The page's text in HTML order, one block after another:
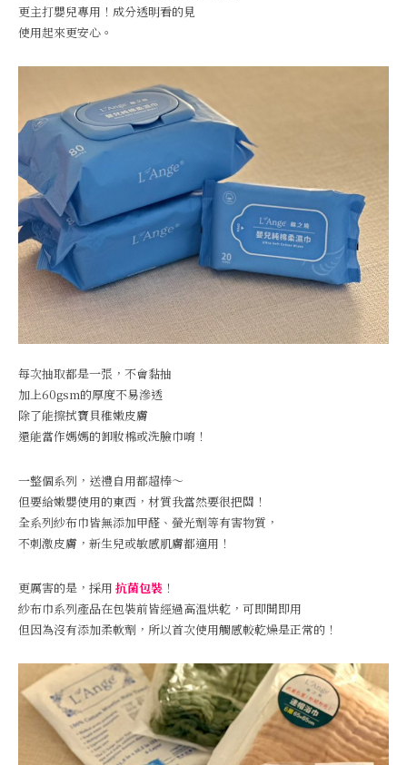
更主打嬰兒專用！成分透明看的見
使用起來更安心。
每次抽取都是一張，不會黏抽
加上60gsm的厚度不易滲透
除了能擦拭寶貝稚嫩皮膚
還能當作媽媽的卸妝棉或洗臉巾唷！
一整個系列，送禮自用都超棒～
但要給嫩嬰使用的東西，材質我當然要很把關！
全系列紗布巾皆無添加甲醛、螢光劑等有害物質，
不刺激皮膚，新生兒或敏感肌膚都適用！
更厲害的是，採用 抗菌包裝 ！
紗布巾系列產品在包裝前皆經過高溫烘乾，可即開即用
但因為沒有添加柔軟劑，所以首次使用觸感較乾燥是正常的！